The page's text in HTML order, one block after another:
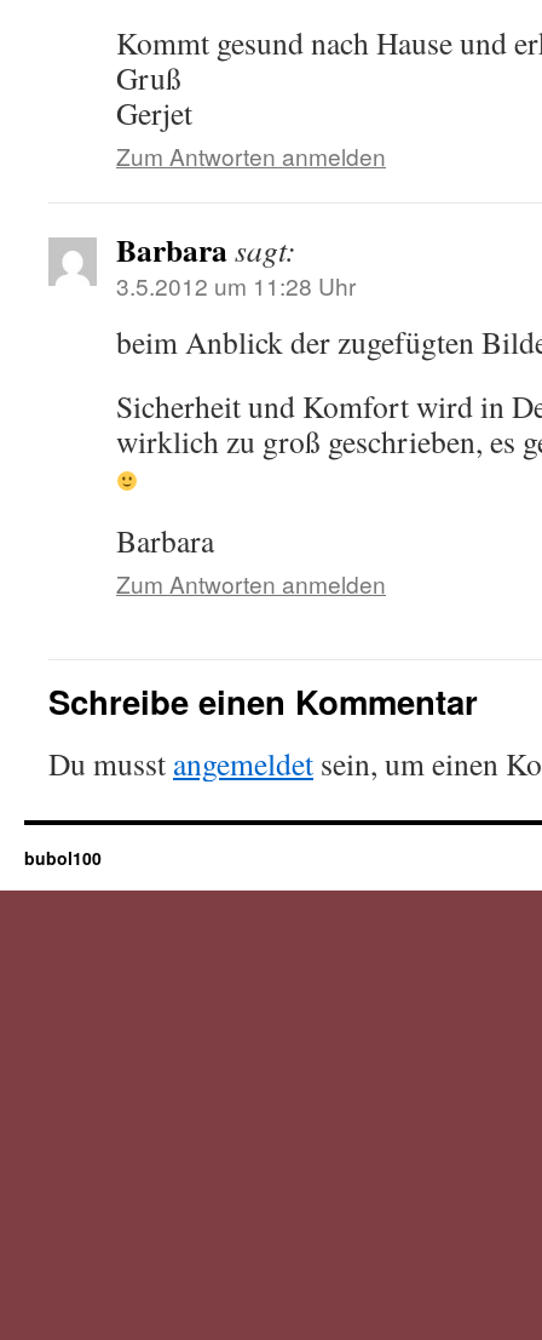
Kommt gesund nach Hause und
Gruß
Gerjet
Zum Antworten anmelden
Barbarasagt:
3.5.2012 um 11:28 Uhr
beim Anblick der zugefügten
Sicherheit und Komfort wird in
wirklich zu groß geschrieben, es
Barbara
Zum Antworten anmelden
Schreibe einen Kommentar
Du musst angemeldet sein, um einen
bubol100